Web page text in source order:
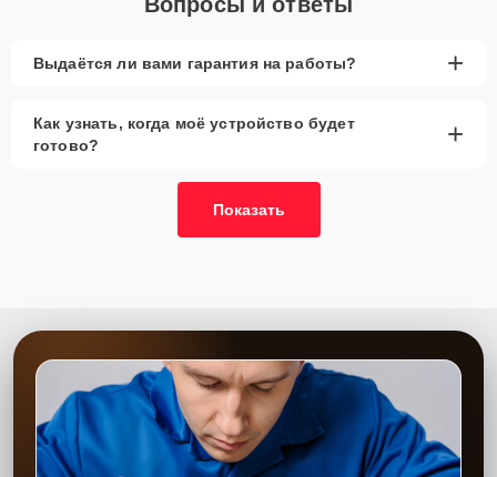
Выдаётся ли вами гарантия на работы? +
Как узнать, когда моё устройство будет
готово?
+
Показать